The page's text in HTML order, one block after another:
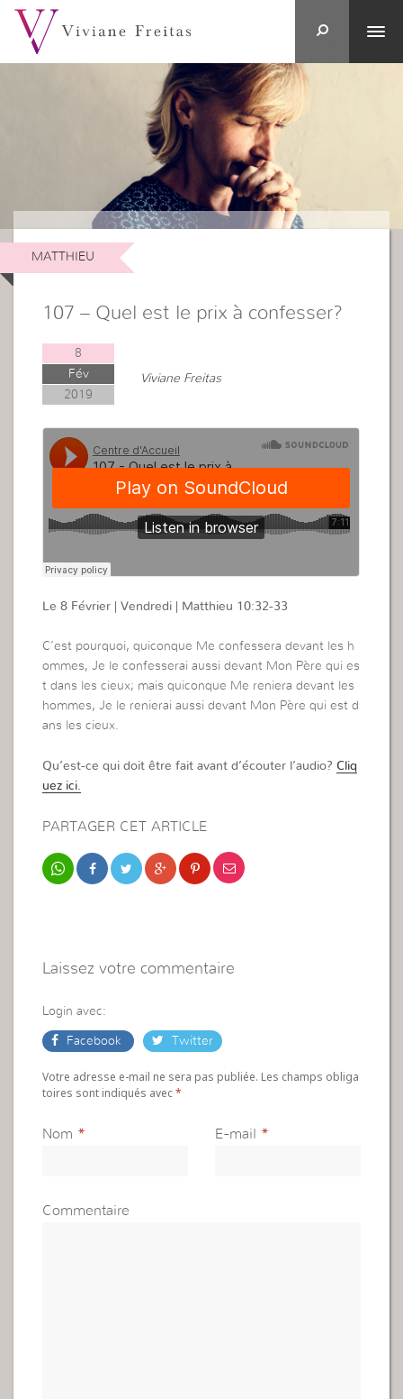
MATTHIEU
107 – Quel est le prix à confesser?
8
Fév
2019
Viviane Freitas
Le 8 Février | Vendredi | Matthieu 10:32-33
C’est pourquoi, quiconque Me confessera devant les h
ommes, Je le confesserai aussi devant Mon Père qui es
t dans les cieux; mais quiconque Me reniera devant les
hommes, Je le renierai aussi devant Mon Père qui est d
ans les cieux.
Qu’est-ce qui doit être fait avant d’écouter l’audio?Cliq
uez ici.
PARTAGER CET ARTICLE
Laissez votre commentaire
Login avec:
Facebook Twitter
Votre adresse e-mail ne sera pas publiée. Les champs obliga
toires sont indiqués avec*
Nom * E-mail *
Commentaire